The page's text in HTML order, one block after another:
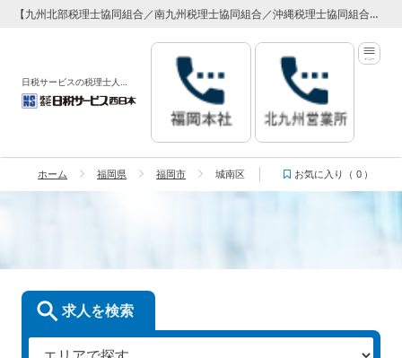
【九州北部税理士協同組合／南九州税理士協同組合／沖縄税理士協同組合】 専属代理店 日税サービス西日本
日税サービスの税理士人材紹介サービス
ホーム 福岡県 福岡市 城南区 お気に入り（ 0 ）
求人を検索